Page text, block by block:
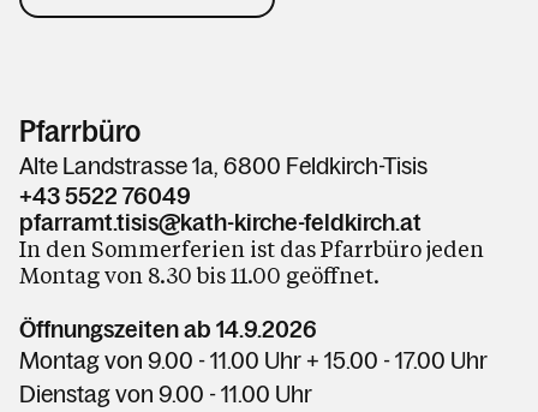
Pfarrbüro
Alte Landstrasse 1a, 6800 Feldkirch-Tisis
+43 5522 76049
pfarramt.tisis@kath-kirche-feldkirch.at
In den Sommerferien ist das Pfarrbüro jeden
Montag von 8.30 bis 11.00 geöffnet.
Öffnungszeiten ab 14.9.2026
Montagvon 9.00 - 11.00 Uhr + 15.00 - 17.00 Uhr
Dienstagvon 9.00 - 11.00 Uhr